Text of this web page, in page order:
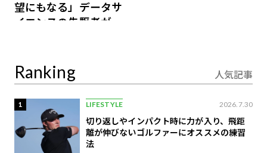
望にもなる」データサ
イエンスの先駆者が語
Ranking 人気記事
1 LIFESTYLE 2026.7.30
切り返しやインパクト時に力が入り、飛距
離が伸びないゴルファーにオススメの練習
法